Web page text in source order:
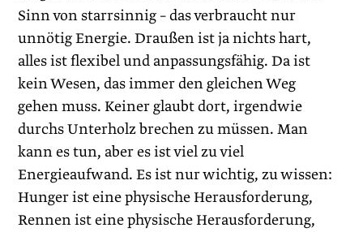
Sinn von starrsinnig – das verbraucht nur
unnötig Energie. Draußen ist ja nichts hart,
alles ist flexibel und anpassungsfähig. Da ist
kein Wesen, das immer den gleichen Weg
gehen muss. Keiner glaubt dort, irgendwie
durchs Unterholz brechen zu müssen. Man
kann es tun, aber es ist viel zu viel
Energieaufwand. Es ist nur wichtig, zu wissen:
Hunger ist eine physische Herausforderung,
Rennen ist eine physische Herausforderung,